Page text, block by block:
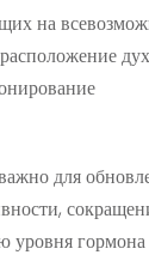
на
для
гормона